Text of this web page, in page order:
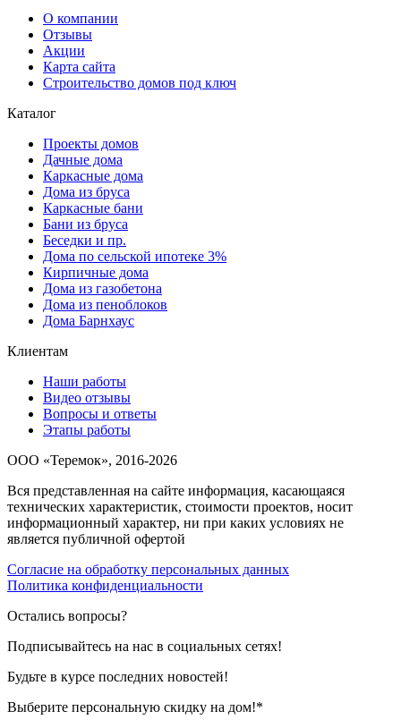
О компании
Отзывы
Акции
Карта сайта
Строительство домов под ключ
Каталог
Проекты домов
Дачные дома
Каркасные дома
Дома из бруса
Каркасные бани
Бани из бруса
Беседки и пр.
Дома по сельской ипотеке 3%
Кирпичные дома
Дома из газобетона
Дома из пеноблоков
Дома Барнхаус
Клиентам
Наши работы
Видео отзывы
Вопросы и ответы
Этапы работы
ООО «Теремок», 2016-2026
Вся представленная на сайте информация, касающаяся
технических характеристик, стоимости проектов, носит
информационный характер, ни при каких условиях не
является публичной офертой
Согласие на обработку персональных данных
Политика конфиденциальности
Остались вопросы?
Подписывайтесь на нас в социальных сетях!
Будьте в курсе последних новостей!
Выберите персональную скидку на дом!*